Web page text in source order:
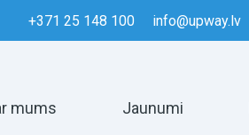
+371 25 148 100 info@upway.lv
mums Jaunumi